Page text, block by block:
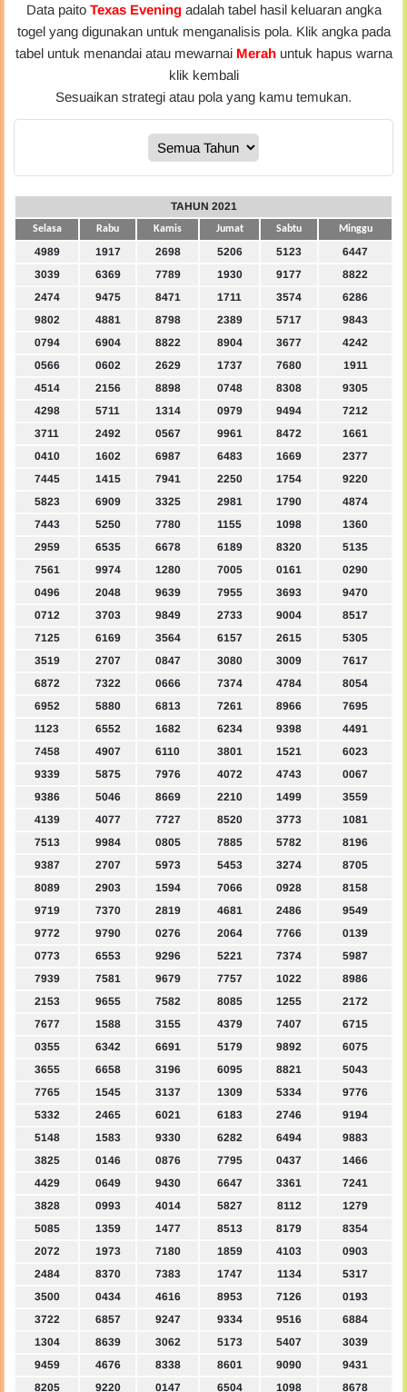
Data paito Texas Evening adalah tabel hasil keluaran angka
togel yang digunakan untuk menganalisis pola. Klik angka pada
tabel untuk menandai atau mewarnai Merahuntuk hapus warna
klik kembali
Sesuaikan strategi atau pola yang kamu temukan.
TAHUN 2021
Selasa Rabu Kamis Jumat Sabtu Minggu
4989 1917 2698 5206 5123
6447
3039
6369 7789 1930 9177
8822
2474
9475 8471 1711 3574
6286
9802
4881 8798 2389 5717
9843
0794
6904 8822 8904 3677
4242
0566
0602 2629 1737 7680
1911
4514
2156 8898 0748 8308
9305
4298
5711 1314 0979 9494
7212
3711
2492 0567 9961 8472
1661
0410
1602 6987 6483 1669
2377
7445
1415 7941 2250 1754
9220
5823
6909 3325 2981 1790
4874
7443
5250 7780 1155 1098
1360
2959
6535 6678 6189 8320
5135
7561
9974 1280 7005 0161
0290
0496
2048 9639 7955 3693
9470
0712
3703 9849 2733 9004
8517
7125
6169 3564 6157 2615
5305
3519
2707 0847 3080 3009
7617
6872
7322 0666 7374 4784
8054
6952
5880 6813 7261 8966
7695
1123
6552 1682 6234 9398
4491
7458
4907 6110 3801 1521
6023
9339
5875 7976 4072 4743
0067
9386
5046 8669 2210 1499
3559
4139
4077 7727 8520 3773
1081
7513
9984 0805 7885 5782
8196
9387
2707 5973 5453 3274
8705
8089
2903 1594 7066 0928
8158
9719
7370 2819 4681 2486
9549
9772
9790 0276 2064 7766
0139
0773
6553 9296 5221 7374
5987
7939
7581 9679 7757 1022
8986
2153
9655 7582 8085 1255
2172
7677
1588 3155 4379 7407
6715
0355
6342 6691 5179 9892
6075
3655
6658 3196 6095 8821
5043
7765
1545 3137 1309 5334
9776
5332
2465 6021 6183 2746
9194
5148
1583 9330 6282 6494
9883
3825
0146 0876 7795 0437
1466
4429
0649 9430 6647 3361
7241
3828
0993 4014 5827 8112
1279
5085
1359 1477 8513 8179
8354
2072
1973 7180 1859 4103
0903
2484
8370 7383 1747 1134
5317
3500
0434 4616 8953 7126
0193
3722
6857 9247 9334 9516
6884
1304
8639 3062 5173 5407
3039
9459
4676 8338 8601 9090
9431
8205
9220 0147 6504 1098 8678